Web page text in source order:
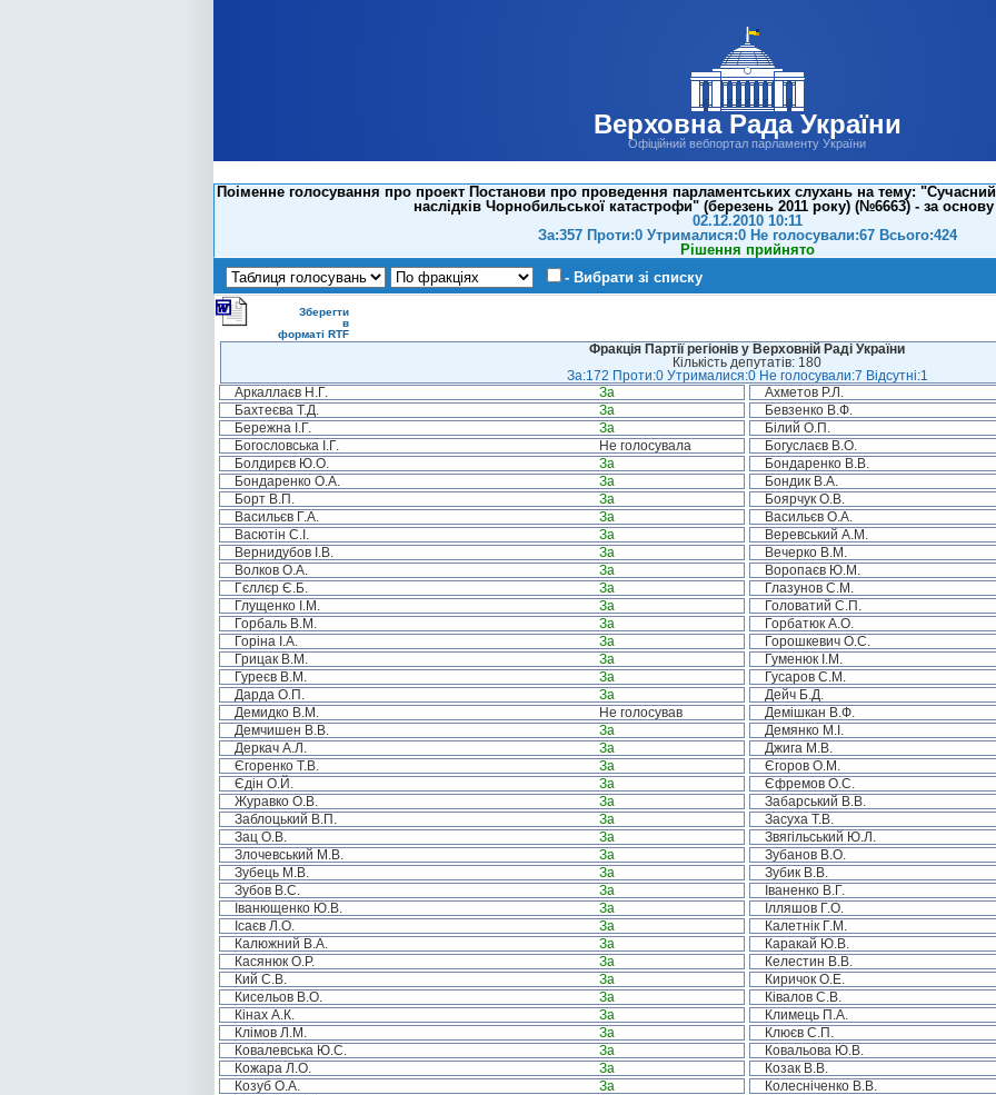
Верховна Рада України
Офіційний вебпортал парламенту України
Поіменне голосування про проект Постанови про проведення парламентських слухань на тему:
наслідків Чорнобильської катастрофи" (березень 2011 року) (№6663) - за
02.12.2010 10:11
За:357 Проти:0 Утрималися:0 Не голосували:67 Всього:424
Рішення прийнято
- Вибрати зі списку
Зберегти
в
форматі RTF
Фракція Партії регіонів у Верховній Раді України
Кількість депутатів: 180
За:172 Проти:0 Утрималися:0 Не голосували:7 Відсутні:1
Аркаллаєв Н.Г.
За Ахметов Р.Л.
Бахтеєва Т.Д.
За Бевзенко В.Ф.
Бережна І.Г.
За Білий О.П.
Богословська І.Г.
Не голосувала Богуслаєв В.О.
Болдирєв Ю.О.
За Бондаренко В.В.
Бондаренко О.А.
За Бондик В.А.
Борт В.П.
За Боярчук О.В.
Васильєв Г.А.
За Васильєв О.А.
Васютін С.І.
За Веревський А.М.
Вернидубов І.В.
За Вечерко В.М.
Волков О.А.
За Воропаєв Ю.М.
Гєллєр Є.Б.
За Глазунов С.М.
Глущенко І.М.
За Головатий С.П.
Горбаль В.М.
За Горбатюк А.О.
Горіна І.А.
За Горошкевич О.С.
Грицак В.М.
За Гуменюк І.М.
Гуреєв В.М.
За Гусаров С.М.
Дарда О.П.
За Дейч Б.Д.
Демидко В.М.
Не голосував Демішкан В.Ф.
Демчишен В.В.
За Демянко М.І.
Деркач А.Л.
За Джига М.В.
Єгоренко Т.В.
За Єгоров О.М.
Єдін О.Й.
За Єфремов О.С.
Журавко О.В.
За Забарський В.В.
Заблоцький В.П.
За Засуха Т.В.
Зац О.В.
За Звягільський Ю.Л.
Злочевський М.В.
За Зубанов В.О.
Зубець М.В.
За Зубик В.В.
Зубов В.С.
За Іваненко В.Г.
Іванющенко Ю.В.
За Ілляшов Г.О.
Ісаєв Л.О.
За Калетнік Г.М.
Калюжний В.А.
За Каракай Ю.В.
Касянюк О.Р.
За Келестин В.В.
Кий С.В.
За Киричок О.Е.
Кисельов В.О.
За Ківалов С.В.
Кінах А.К.
За Климець П.А.
Клімов Л.М.
За Клюєв С.П.
Ковалевська Ю.С.
За Ковальова Ю.В.
Кожара Л.О.
За Козак В.В.
Козуб О.А.
За Колесніченко В.В.